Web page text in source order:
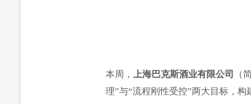
本周， 上海巴克斯酒业有限公司
（
理”与“流程刚性受控”两大目标，构